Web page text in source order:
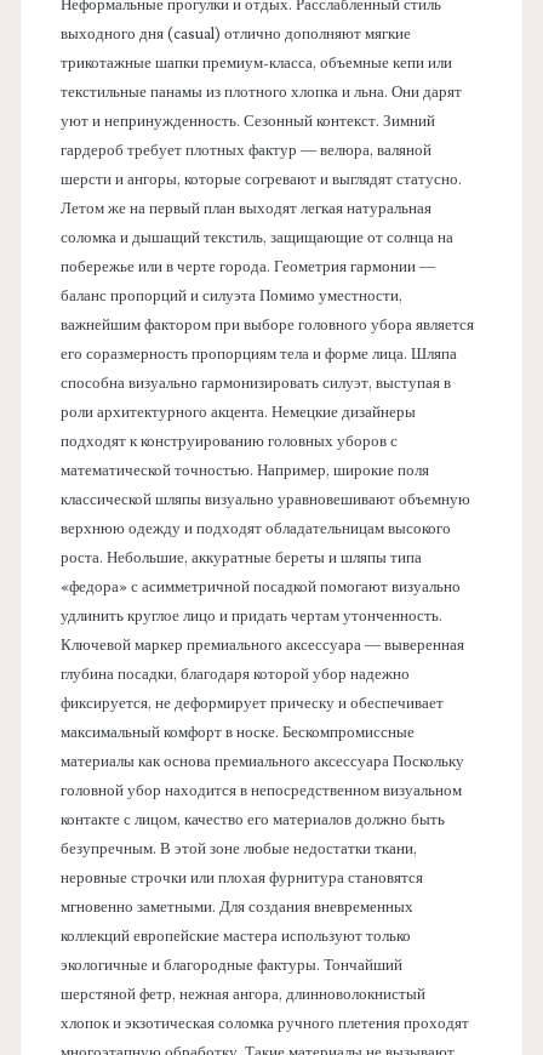
Неформальные прогулки и отдых. Расслабленный стиль
выходного дня (casual) отлично дополняют мягкие
трикотажные шапки премиум-класса, объемные кепи или
текстильные панамы из плотного хлопка и льна. Они дарят
уют и непринужденность. Сезонный контекст. Зимний
гардероб требует плотных фактур — велюра, валяной
шерсти и ангоры, которые согревают и выглядят статусно.
Летом же на первый план выходят легкая натуральная
соломка и дышащий текстиль, защищающие от солнца на
побережье или в черте города. Геометрия гармонии —
баланс пропорций и силуэта Помимо уместности,
важнейшим фактором при выборе головного убора является
его соразмерность пропорциям тела и форме лица. Шляпа
способна визуально гармонизировать силуэт, выступая в
роли архитектурного акцента. Немецкие дизайнеры
подходят к конструированию головных уборов с
математической точностью. Например, широкие поля
классической шляпы визуально уравновешивают объемную
верхнюю одежду и подходят обладательницам высокого
роста. Небольшие, аккуратные береты и шляпы типа
«федора» с асимметричной посадкой помогают визуально
удлинить круглое лицо и придать чертам утонченность.
Ключевой маркер премиального аксессуара — выверенная
глубина посадки, благодаря которой убор надежно
фиксируется, не деформирует прическу и обеспечивает
максимальный комфорт в носке. Бескомпромиссные
материалы как основа премиального аксессуара Поскольку
головной убор находится в непосредственном визуальном
контакте с лицом, качество его материалов должно быть
безупречным. В этой зоне любые недостатки ткани,
неровные строчки или плохая фурнитура становятся
мгновенно заметными. Для создания вневременных
коллекций европейские мастера используют только
экологичные и благородные фактуры. Тончайший
шерстяной фетр, нежная ангора, длинноволокнистый
хлопок и экзотическая соломка ручного плетения проходят